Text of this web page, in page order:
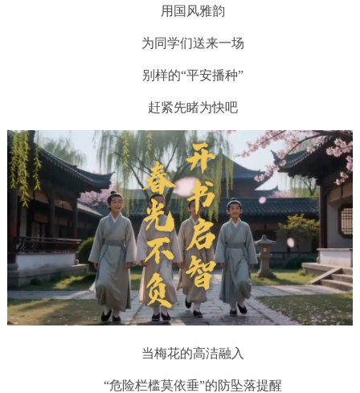
用国风雅韵
为同学们送来一场
别样的“平安播种”
赶紧先睹为快吧
当梅花的高洁融入
“危险栏槛莫依垂”的防坠落提醒